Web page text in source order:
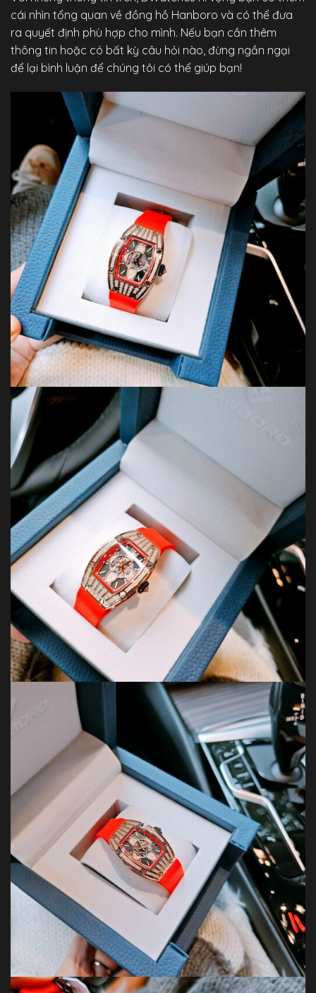
cái nhìn tổng quan về đồng hồ Hanboro và có thể đưa
ra quyết định phù hợp cho mình. Nếu bạn cần thêm
thông tin hoặc có bất kỳ câu hỏi nào, đừng ngần ngại
để lại bình luận để chúng tôi có thể giúp bạn!